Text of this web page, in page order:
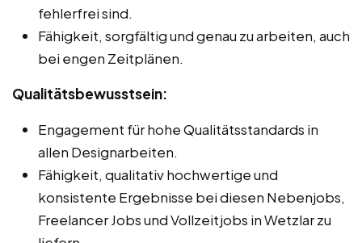
fehlerfrei sind.
Fähigkeit, sorgfältig und genau zu arbeiten, auch
bei engen Zeitplänen.
Qualitätsbewusstsein:
Engagement für hohe Qualitätsstandards in
allen Designarbeiten.
Fähigkeit, qualitativ hochwertige und
konsistente Ergebnisse bei diesen Nebenjobs,
Freelancer Jobs und Vollzeitjobs in Wetzlar zu